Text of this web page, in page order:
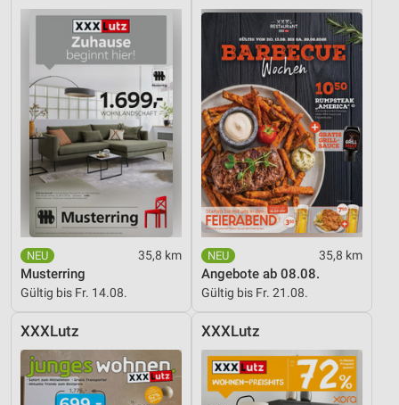
35,8 km
Musterring
Gültig bis Fr. 14.08.
35,8 km
Angebote ab 08.08.
Gültig bis Fr. 21.08.
XXXLutz XXXLutz